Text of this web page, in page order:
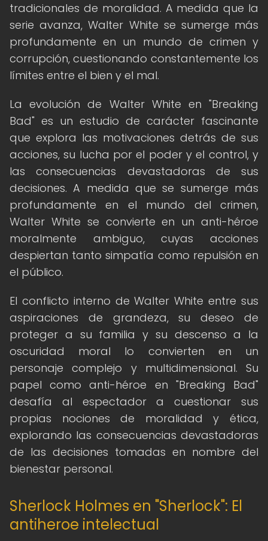
tradicionales de moralidad. A medida que la
serie avanza, Walter White se sumerge más
profundamente en un mundo de crimen y
corrupción, cuestionando constantemente los
límites entre el bien y el mal.
La evolución de Walter White en "Breaking
Bad" es un estudio de carácter fascinante
que explora las motivaciones detrás de sus
acciones, su lucha por el poder y el control, y
las consecuencias devastadoras de sus
decisiones. A medida que se sumerge más
profundamente en el mundo del crimen,
Walter White se convierte en un anti-héroe
moralmente ambiguo, cuyas acciones
despiertan tanto simpatía como repulsión en
el público.
El conflicto interno de Walter White entre sus
aspiraciones de grandeza, su deseo de
proteger a su familia y su descenso a la
oscuridad moral lo convierten en un
personaje complejo y multidimensional. Su
papel como anti-héroe en "Breaking Bad"
desafía al espectador a cuestionar sus
propias nociones de moralidad y ética,
explorando las consecuencias devastadoras
de las decisiones tomadas en nombre del
bienestar personal.
Sherlock Holmes en "Sherlock": El
antiheroe intelectual